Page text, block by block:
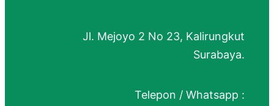
Jl. Mejoyo 2 No 23, Kalirungkut
Surabaya.
Telepon / Whatsapp :